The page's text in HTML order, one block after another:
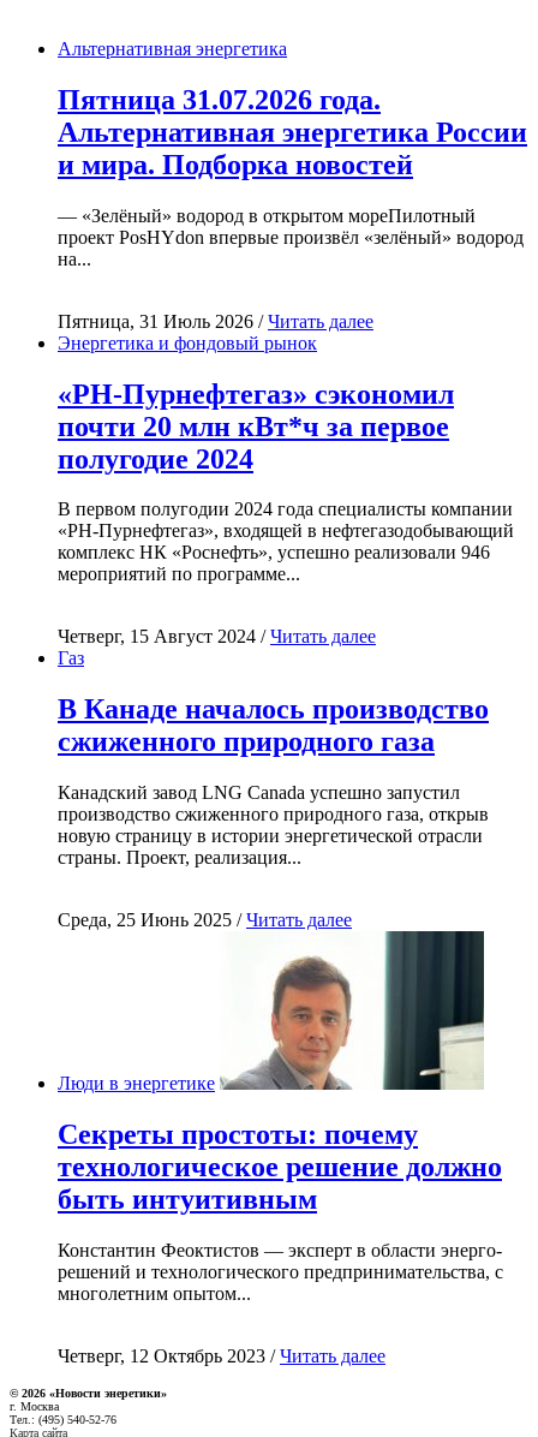
Альтернативная энергетика
Пятница 31.07.2026 года.
Альтернативная энергетика России
и мира. Подборка новостей
— «Зелёный» водород в открытом мореПилотный
проект PosHYdon впервые произвёл «зелёный» водород
на...
Пятница, 31 Июль 2026 /Читать далее
Энергетика и фондовый рынок
«РН-Пурнефтегаз» сэкономил
почти 20 млн кВт*ч за первое
полугодие 2024
В первом полугодии 2024 года специалисты компании
«РН-Пурнефтегаз», входящей в нефтегазодобывающий
комплекс НК «Роснефть», успешно реализовали 946
мероприятий по программе...
Четверг, 15 Август 2024 /Читать далее
Газ
В Канаде началось производство
сжиженного природного газа
Канадский завод LNG Canada успешно запустил
производство сжиженного природного газа, открыв
новую страницу в истории энергетической отрасли
страны. Проект, реализация...
Среда, 25 Июнь 2025 /Читать далее
Люди в энергетике
Секреты простоты: почему
технологическое решение должно
быть интуитивным
Константин Феоктистов — эксперт в области энерго-
решений и технологического предпринимательства, с
многолетним опытом...
Четверг, 12 Октябрь 2023 /Читать далее
© 2026 «Новости энеретики»
г. Москва
Тел.: (495) 540-52-76
Карта сайта